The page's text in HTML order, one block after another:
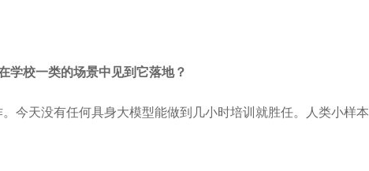
学校一类的场景中见到它落地？
今天没有任何具身大模型能做到几小时培训就胜任。人类小样本